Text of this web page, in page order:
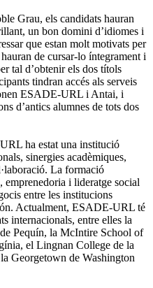
Grau, els candidats hauran
un bon domini d’idiomes i
que estan molt motivats per
de cursar-lo íntegrament i
tal d’obtenir els dos títols
tindran accés als serveis
ESADE-URL i Antai, i
d’antics alumnes de tots dos
ha estat una institució
sinergies acadèmiques,
La formació
i lideratge social
entre les institucions
Actualment, ESADE-URL té
internacionals, entre elles la
Pequín, la McIntire School of
el Lingnan College de la
Georgetown de Washington